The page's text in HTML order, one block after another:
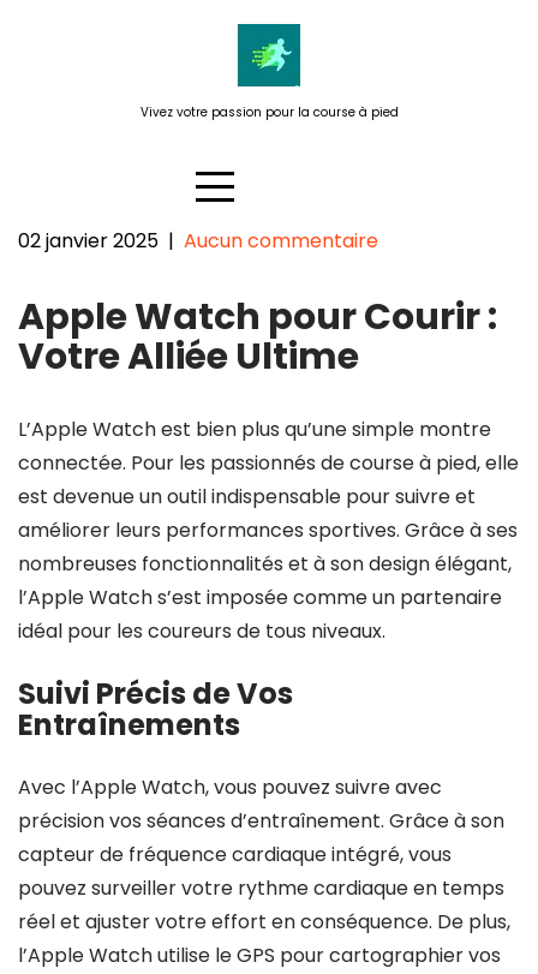
Vivez votre passion pour la course à pied
avec l’Apple Watch pour courir
02 janvier 2025 | Aucun commentaire
Apple Watch pour Courir :
Votre Alliée Ultime
L’Apple Watch est bien plus qu’une simple montre
connectée. Pour les passionnés de course à pied, elle
est devenue un outil indispensable pour suivre et
améliorer leurs performances sportives. Grâce à ses
nombreuses fonctionnalités et à son design élégant,
l’Apple Watch s’est imposée comme un partenaire
idéal pour les coureurs de tous niveaux.
Suivi Précis de Vos
Entraînements
Avec l’Apple Watch, vous pouvez suivre avec
précision vos séances d’entraînement. Grâce à son
capteur de fréquence cardiaque intégré, vous
pouvez surveiller votre rythme cardiaque en temps
réel et ajuster votre effort en conséquence. De plus,
l’Apple Watch utilise le GPS pour cartographier vos